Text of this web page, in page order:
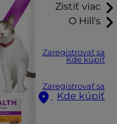
Zistiť viac
O Hill's
Zaregistrovať sa
Kde kúpiť
Zaregistrovať sa
Kde kúpiť